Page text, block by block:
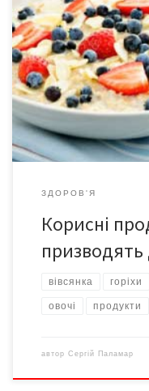
Корисні продукти –
Проте слід пам’ятати
вживання їжі. Адже
продукти можуть
каша Вівсянка у вигляді
це порожні вуглеводи.
ситості, провокують […]
ЗДОРОВ'Я
Корисні
призводять
вівсянка горіхи
овочі продукти
автор Сергій Паламар